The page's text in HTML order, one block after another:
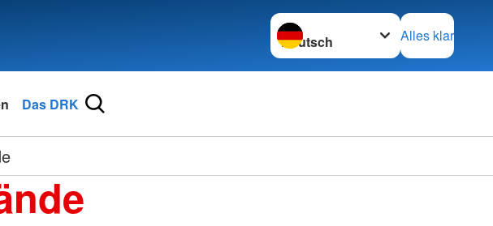
Sprache wechseln zu
Alles klar
Das DRK